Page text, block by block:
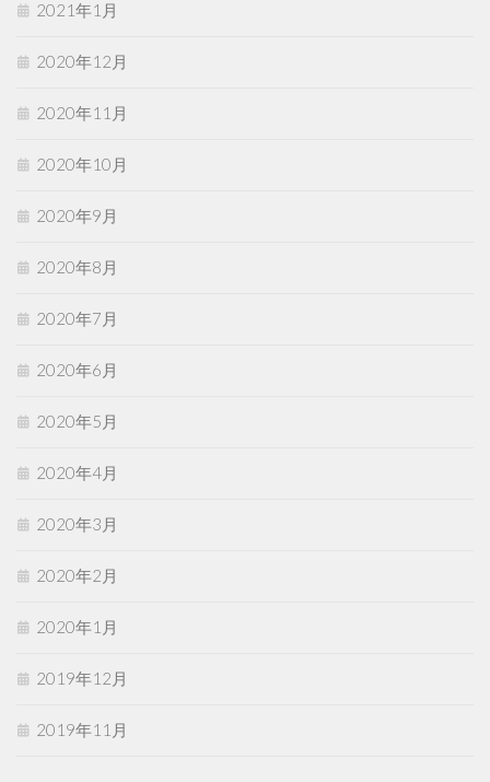
2021年1月
2020年12月
2020年11月
2020年10月
2020年9月
2020年8月
2020年7月
2020年6月
2020年5月
2020年4月
2020年3月
2020年2月
2020年1月
2019年12月
2019年11月